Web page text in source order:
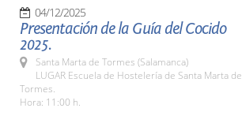
04/12/2025
Presentación de la Guía del Cocido
2025.
Santa Marta de Tormes (Salamanca)
LUGAR Escuela de Hostelería de Santa Marta de
Tormes.
Hora: 11:00 h.